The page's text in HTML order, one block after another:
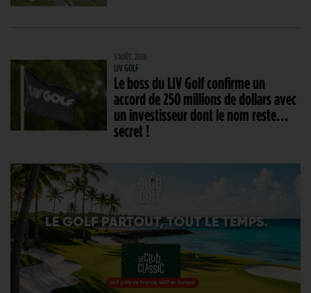
5 AOÛT. 2026
LIV GOLF
Le boss du LIV Golf confirme un
accord de 250 millions de dollars avec
un investisseur dont le nom reste…
secret !